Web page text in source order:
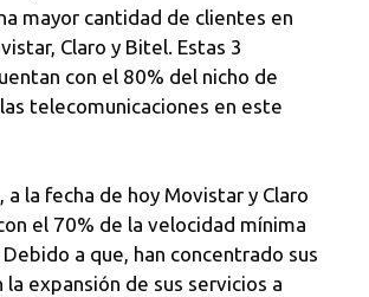
mayor cantidad de clientes en
Claro y Bitel. Estas 3
con el 80% del nicho de
telecomunicaciones en este
a la fecha de hoy Movistar y Claro
el 70% de la velocidad mínima
a que, han concentrado sus
la expansión de sus servicios a